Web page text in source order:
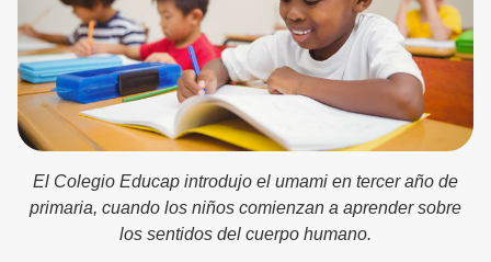
El Colegio Educap introdujo el umami en tercer año de
primaria, cuando los niños comienzan a aprender sobre
los sentidos del cuerpo humano.